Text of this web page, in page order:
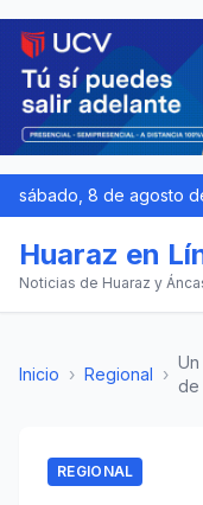
sábado, 8 de agosto
Huaraz en
Noticias de Huaraz y
Inicio › Regional ›
de
REGIONAL